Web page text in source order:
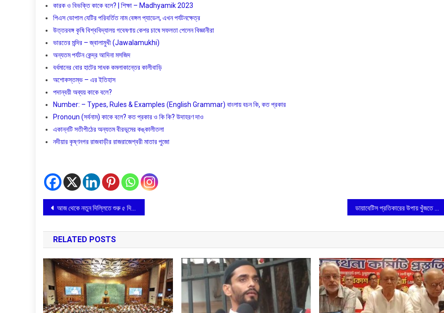
কারক ও বিভক্তি কাকে বলে? | শিক্ষা – Madhyamik 2023
পিএস ভোপাল যেটির পরিবর্তিত নাম বেঙ্গল প্যাডেল, এখন পর্যটনক্ষেত্র
উত্তরবঙ্গ কৃষি বিশ্ববিদ্যালয় গবেষণায় কেশর চাষে সফলতা পেলেন বিজ্ঞানীরা
ভারতের মন্দির – জ্বালামুখী (Jawalamukhi)
অন্যতম পর্যটন কেন্দ্র আদিনা মসজিদ
বর্ধমানের বোর হাটের সাধক কমলাকান্তের কালীবাড়ি
অশােকস্তম্ভ – এর ইতিহাস
পদান্বয়ী অব্যয় কাকে বলে?
Number: – Types, Rules & Examples (English Grammar) বাংলায় বচন কি, কত প্রকার
Pronoun (সর্বনাম) কাকে বলে? কত প্রকার ও কি কি? উদাহরণ দাও
একান্নটি সতীপীঠের অন্যতম বীরভূমের কঙ্কালীতলা
নদীয়ার কৃষ্ণনগর রাজবাড়ীর রাজরাজেশ্বরী মাতার পুজো
Post
navigation
আজ থেকে নতুন দিল্লিতে শুরু ৫ দিনের সেনা কমান্ডারদের সম্মেলন ডায়াবেটিস প্রতিকারের উপায় খুঁজতে আলোচনা
RELATED POSTS